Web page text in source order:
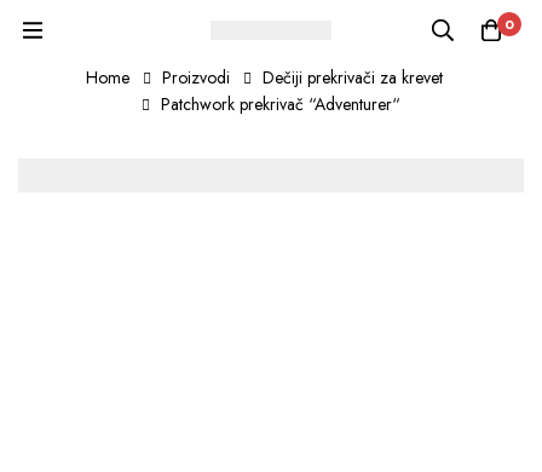
0
Home Proizvodi
Dečiji prekrivači za krevet
Patchwork prekrivač “Adventurer“